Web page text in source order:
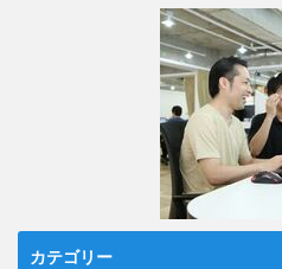
カテゴリー